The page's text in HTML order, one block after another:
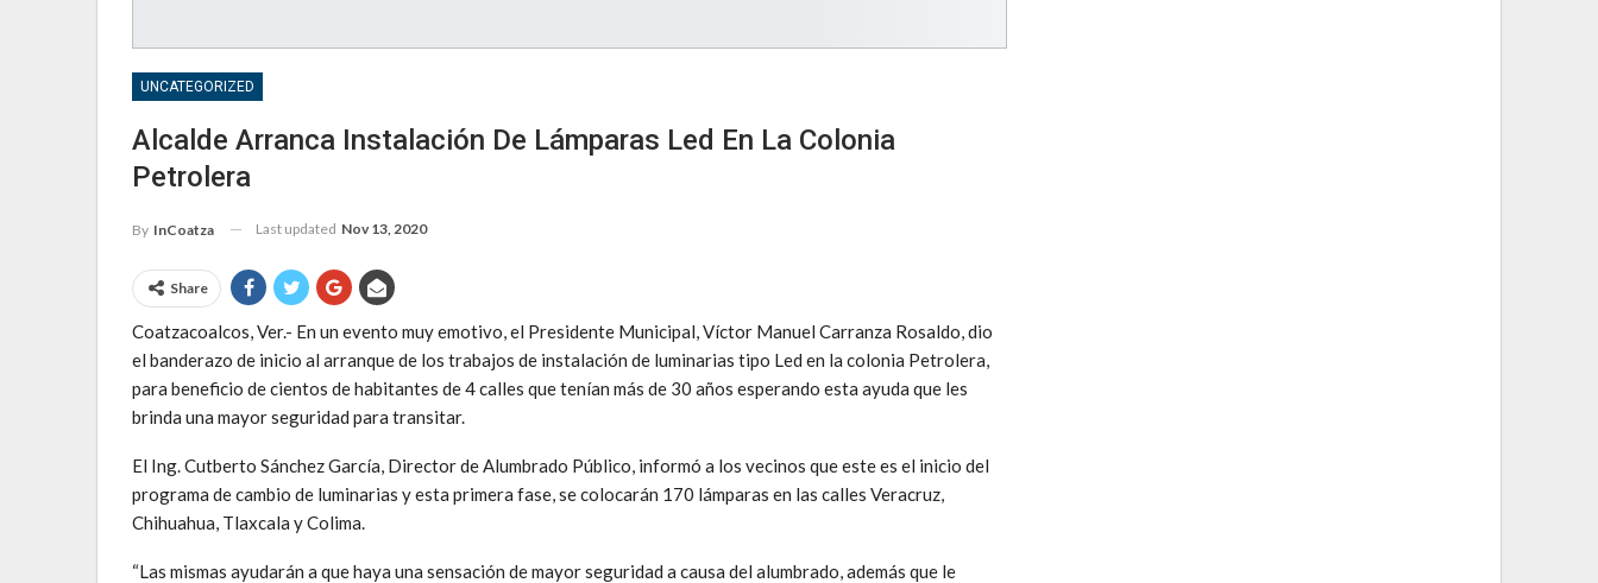
UNCATEGORIZED
Alcalde Arranca Instalación De Lámparas Led En La Colonia
Petrolera
By InCoatza Last updated Nov 13, 2020
Share
Coatzacoalcos, Ver.- En un evento muy emotivo, el Presidente Municipal, Víctor Manuel Carranza Rosaldo, dio
el banderazo de inicio al arranque de los trabajos de instalación de luminarias tipo Led en la colonia Petrolera,
para beneficio de cientos de habitantes de 4 calles que tenían más de 30 años esperando esta ayuda que les
brinda una mayor seguridad para transitar.
El Ing. Cutberto Sánchez García, Director de Alumbrado Público, informó a los vecinos que este es el inicio del
programa de cambio de luminarias y esta primera fase, se colocarán 170 lámparas en las calles Veracruz,
Chihuahua, Tlaxcala y Colima.
“Las mismas ayudarán a que haya una sensación de mayor seguridad a causa del alumbrado, además que le